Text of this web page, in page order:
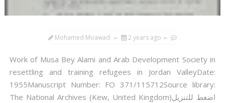
Mohamed Moawad 2 years ago
Work of Musa Bey Alami and Arab Development Society in
resettling and training refugees in Jordan ValleyDate:
1955Manuscript Number: FO 371/115712Source library:
The National Archives (Kew, United Kingdom)اضغط للتنزيل